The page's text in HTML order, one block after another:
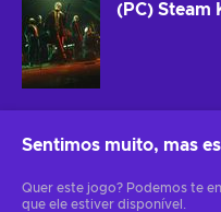
(PC) Steam
Sentimos muito, mas
Quer este jogo? Podemos te
que ele estiver disponível.